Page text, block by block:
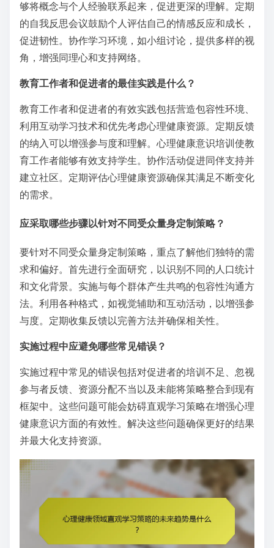
够将概念与个人经验联系起来，促进更深的理解。定期
的自我反思会议鼓励个人评估自己的情感反应和成长，
促进韧性。协作学习环境，如小组讨论，提供多样的视
角，增强同理心和支持网络。
教育工作者和促进者的最佳实践是什么？
教育工作者和促进者的有效实践包括营造包容性环境、
利用互动学习技术和优先考虑心理健康资源。定期反馈
的纳入可以增强参与度和理解。心理健康意识培训使教
育工作者能够有效支持学生。协作活动促进同伴支持并
建立社区。定期评估心理健康资源确保其满足不断变化
的需求。
应采取哪些步骤以针对不同受众量身定制策略？
要针对不同受众量身定制策略，重点了解他们独特的需
求和偏好。首先进行全面研究，以识别不同的人口统计
和文化背景。实施与每个群体产生共鸣的包容性沟通方
法。利用各种格式，如视觉辅助和互动活动，以增强参
与度。定期收集反馈以完善方法并确保相关性。
实施过程中应避免哪些常见错误？
实施过程中常见的错误包括对促进者的培训不足、忽视
参与者反馈、资源分配不当以及未能将策略整合到现有
框架中。这些问题可能会妨碍直观学习策略在增强心理
健康意识方面的有效性。解决这些问题确保更好的结果
并最大化支持资源。